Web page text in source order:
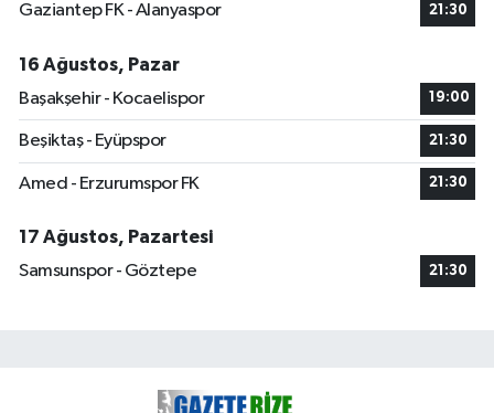
Gaziantep FK - Alanyaspor 21:30
16 Ağustos, Pazar
Başakşehir - Kocaelispor
19:00
Beşiktaş - Eyüpspor 21:30
Amed - Erzurumspor FK 21:30
17 Ağustos, Pazartesi
Samsunspor - Göztepe
21:30